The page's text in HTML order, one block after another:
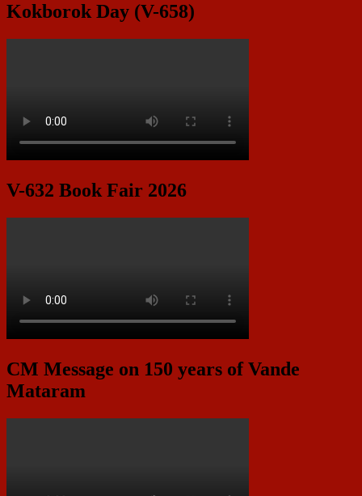
Kokborok Day (V-658)
V-632 Book Fair 2026
CM Message on 150 years of Vande
Mataram